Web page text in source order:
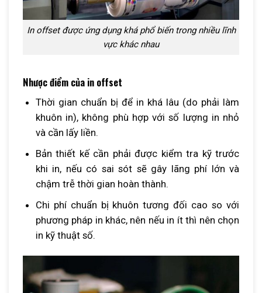
In offset được ứng dụng khá phổ biến trong nhiều lĩnh
vực khác nhau
Nhược điểm của in offset
Thời gian chuẩn bị để in khá lâu (do phải làm
khuôn in), không phù hợp với số lượng in nhỏ
và cần lấy liền.
Bản thiết kế cần phải được kiểm tra kỹ trước
khi in, nếu có sai sót sẽ gây lãng phí lớn và
chậm trễ thời gian hoàn thành.
Chi phí chuẩn bị khuôn tương đối cao so với
phương pháp in khác, nên nếu in ít thì nên chọn
in kỹ thuật số.